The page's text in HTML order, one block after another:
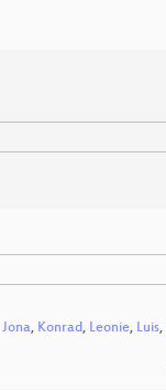
Jona, Konrad, Leonie, Luis,